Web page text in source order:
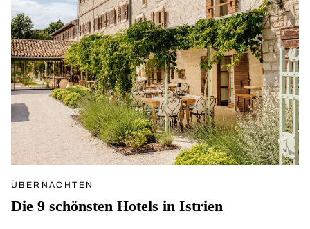
ÜBERNACHTEN
Die 9 schönsten Hotels in Istrien